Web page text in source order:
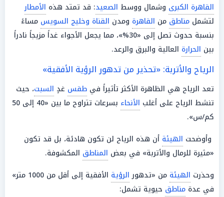
القاهرة الكبرى وشمال ووسط الصعيد: قد تمتد هذه الأمطار
لتشمل مناطق من القاهرة ومدن القناة وخليج السويس مساءً
بنسبة حدوث تصل إلى «30%»، مما يجعل الأجواء غداً مزيجاً نادراً
بين الحرارة العالية والبرق والرعد.
الرياح والأتربة: «تحذير من تدهور الرؤية الأفقية»
تعد الرياح هي الظاهرة الأكثر تأثيراً في طقس غدٍ السبت، حيث
تنشط الرياح على أغلب الأنحاء
بسرعات تتراوح ما بين «40 إلى 50
كم/س».
وأوضحت الهيئة أن هذه الرياح لن تكون هادئة، بل قد تكون
«مثيرة للرمال والأتربة» في بعض المناطق المكشوفة.
وحذرت الهيئة من «تدهورالرؤية
الأفقية إلى أقل من 1000 متر»
في عدة مناطق حيوية تشمل: